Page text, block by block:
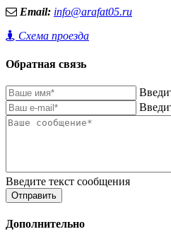
Email: info@arafat05.ru
Схема проезда
Обратная связь
Введите текст сообщения
Отправить
Дополнительно